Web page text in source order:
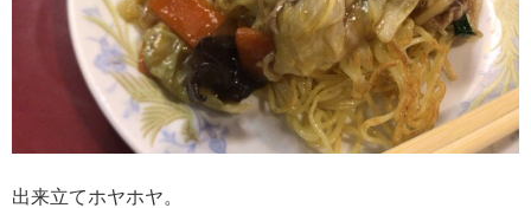
出来立てホヤホヤ。